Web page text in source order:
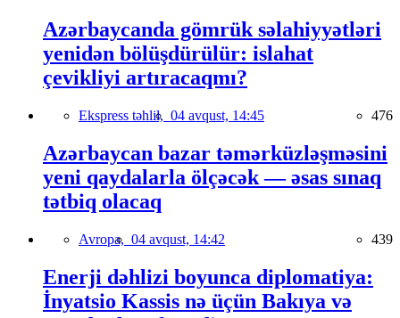
Azərbaycanda gömrük səlahiyyətləri
yenidən bölüşdürülür: islahat
çevikliyi artıracaqmı?
Ekspress təhlil, 04 avqust, 14:45 476
Azərbaycan bazar təmərküzləşməsini
yeni qaydalarla ölçəcək — əsas sınaq
tətbiq olacaq
Avropa, 04 avqust, 14:42 439
Enerji dəhlizi boyunca diplomatiya:
İnyatsio Kassis nə üçün Bakıya və